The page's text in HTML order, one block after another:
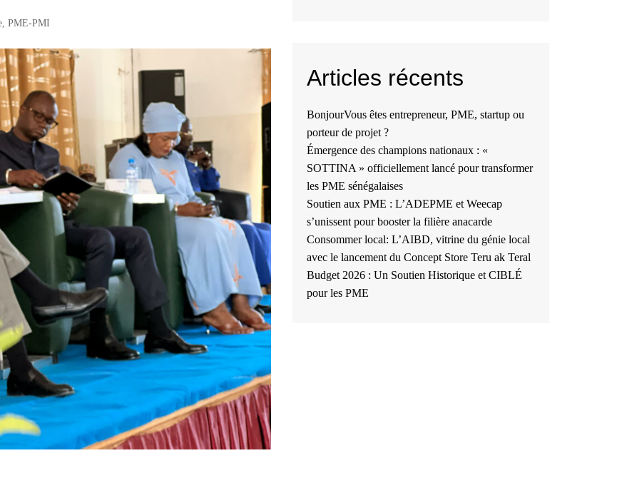
PME-PMI
Articles récents
BonjourVous êtes entrepreneur, PME, startup ou
porteur de projet ?
Émergence des champions nationaux : «
SOTTINA » officiellement lancé pour transformer
les PME sénégalaises
Soutien aux PME : L’ADEPME et Weecap
s’unissent pour booster la filière anacarde
Consommer local: L’AIBD, vitrine du génie local
avec le lancement du Concept Store Teru ak Teral
Budget 2026 : Un Soutien Historique et CIBLÉ
pour les PME